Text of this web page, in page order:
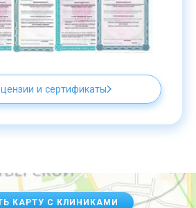
и сертификаты
КАРТУ С КЛИНИКАМИ